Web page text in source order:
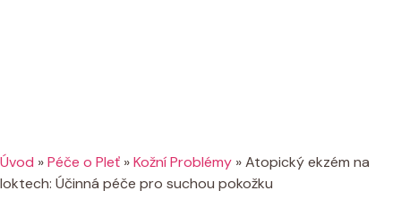
Úvod »Péče o Pleť »Kožní Problémy »Atopický ekzém na
loktech: Účinná péče pro suchou pokožku